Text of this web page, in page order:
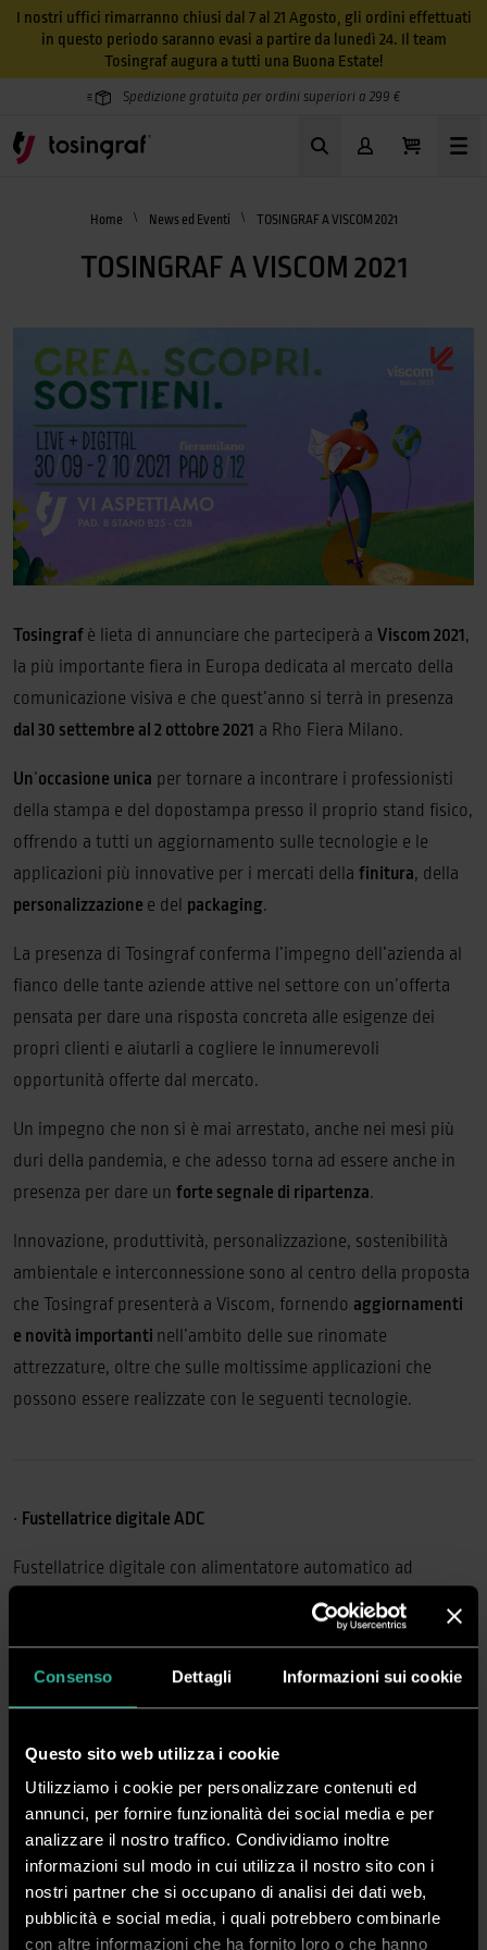
Consenso Dettagli Informazioni sui cookie
Questo sito web utilizza i cookie
Utilizziamo i cookie per personalizzare contenuti ed
annunci, per fornire funzionalità dei social media e per
analizzare il nostro traffico. Condividiamo inoltre
informazioni sul modo in cui utilizza il nostro sito con i
nostri partner che si occupano di analisi dei dati web,
pubblicità e social media, i quali potrebbero combinarle
con altre informazioni che ha fornito loro o che hanno
I nostri uffici rimarranno chiusi dal 7 al 21 Agosto, gli ordini effettuati
in questo periodo saranno evasi a partire da lunedì 24. Il team
Tosingraf augura a tutti una Buona Estate!
Spedizione gratuita per ordini superiori a 299 €
Home News ed Eventi TOSINGRAF A VISCOM 2021
TOSINGRAF A VISCOM 2021
Tosingraf è lieta di annunciare che parteciperà a Viscom 2021,
la più importante fiera in Europa dedicata al mercato della
comunicazione visiva e che quest’anno si terrà in presenza
dal 30 settembre al 2 ottobre 2021 a Rho Fiera Milano.
Un’occasione unica per tornare a incontrare i professionisti
della stampa e del dopostampa presso il proprio stand fisico,
offrendo a tutti un aggiornamento sulle tecnologie e le
applicazioni più innovative per i mercati della finitura, della
personalizzazione e del packaging.
La presenza di Tosingraf conferma l’impegno dell’azienda al
fianco delle tante aziende attive nel settore con un’offerta
pensata per dare una risposta concreta alle esigenze dei
propri clienti e aiutarli a cogliere le innumerevoli
opportunità offerte dal mercato.
Un impegno che non si è mai arrestato, anche nei mesi più
duri della pandemia, e che adesso torna ad essere anche in
presenza per dare un forte segnale di ripartenza.
Innovazione, produttività, personalizzazione, sostenibilità
ambientale e interconnessione sono al centro della proposta
che Tosingraf presenterà a Viscom, fornendo aggiornamenti
e novità importanti nell’ambito delle sue rinomate
attrezzature, oltre che sulle moltissime applicazioni che
possono essere realizzate con le seguenti tecnologie.
• Fustellatrice digitale ADC
Fustellatrice digitale con alimentatore automatico ad
aspirazione e tappeto rotante per l’espulsione del foglio
Multigraf Touchline CPC-375 XPRO
rifilatura, perforazione e cordonatura in un unico passaggio.
Brossuratrice MAMO Lega 420
Brossuratrice professionale semiautomatica ad elevata
produttività per rilegatura con colla a caldo EVA e per
formati extra-large.